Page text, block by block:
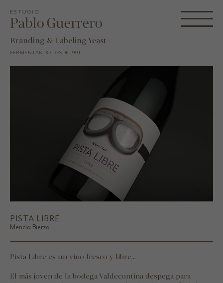
Branding & Labeling Yeast
FERMENTANDO DESDE 1991
PISTA LIBRE
Mencía Bierzo
Pista Libre es un vino fresco y libre...
El más joven de la bodega Valdecontina despega para